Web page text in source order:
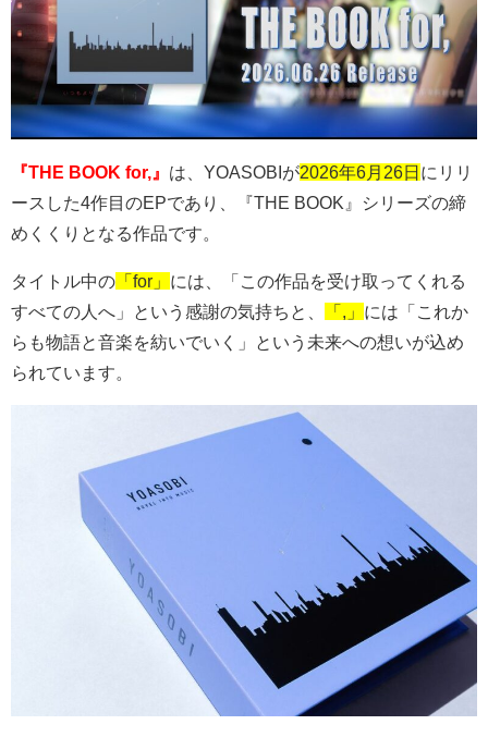
『THE BOOK for,』 は、 YOASOBI が2026年6月26日 にリリ
ースした4作目のEPであり、『THE BOOK 』シリーズの締
めくくりとなる作品です。
タイトル中の 「for」 には、「この作品を受け取ってくれる
すべての人へ」という感謝の気持ちと、
「,」 には「これか
らも物語と音楽を紡いでいく」という未来への想いが込め
られています。